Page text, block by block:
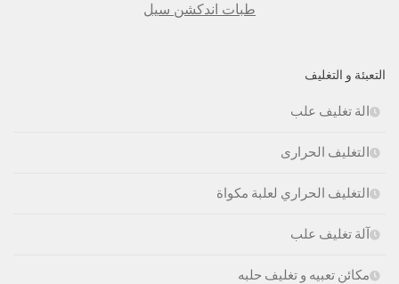
طبات اندكشن سيل
التعبئة و التغليف
الة تغليف علب
التغليف الحرارى
التغليف الحراري لعلبة مكواة
آلة تغليف علب
مكائن تعبيه و تغليف حلبه